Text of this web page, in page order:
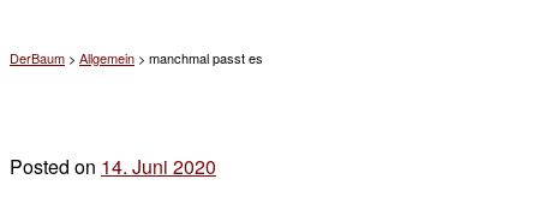
DerBaum > Allgemein > manchmal passt es
Posted on 14. Juni 2020